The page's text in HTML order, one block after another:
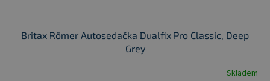
Britax Römer Autosedačka Dualfix Pro Classic, Deep
Grey
Skladem